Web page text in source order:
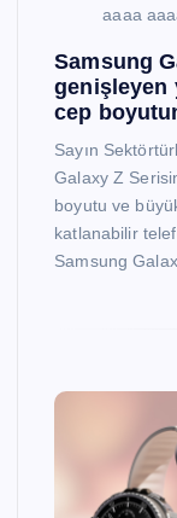
aaaa
Samsung
genişleyen
cep
Sayın
Galaxy Z
boyutu ve
katlanabilir
Samsung